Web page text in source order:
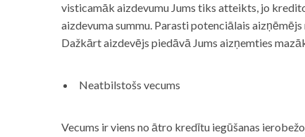
visticamāk aizdevumu Jums tiks atteikts, jo
aizdevuma summu. Parasti potenciālais
Dažkārt aizdevējs piedāvā Jums aizņemties
Neatbilstošs vecums
Vecums ir viens no ātro kredītu iegūšanas